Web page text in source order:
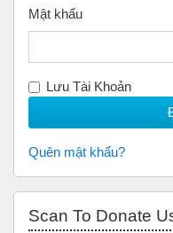
Mật khẩu
Lưu Tài Khoản
Quên mật khẩu?
Scan To Donate